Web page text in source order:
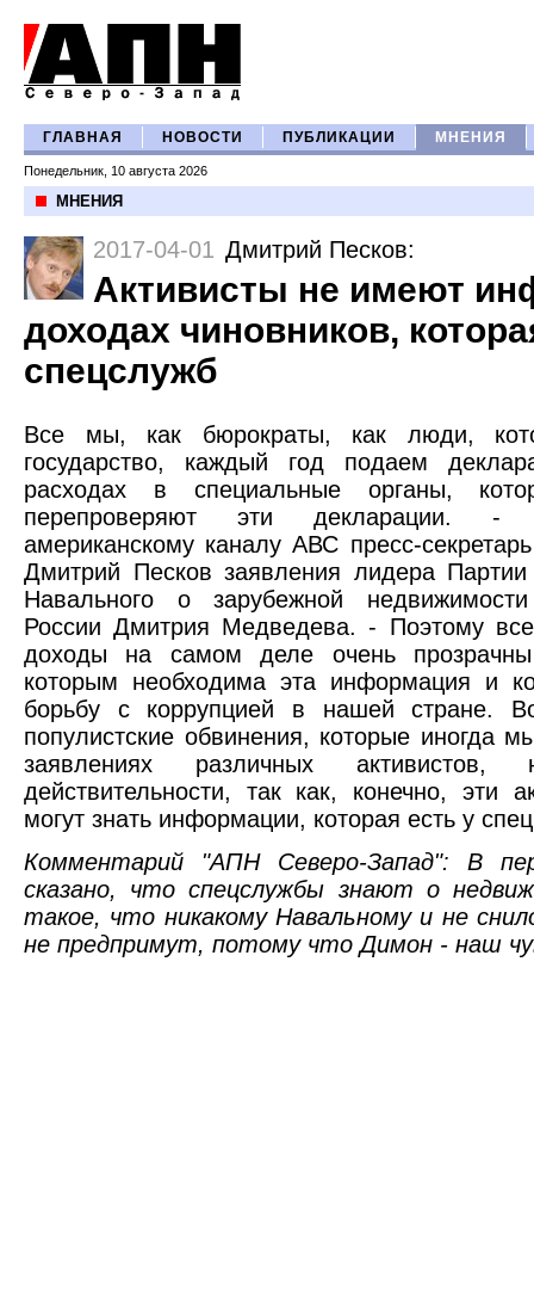
ГЛАВНАЯ НОВОСТИ ПУБЛИКАЦИИ МНЕНИЯ
Понедельник, 10 августа 2026
МНЕНИЯ
2017-04-01 Дмитрий Песков:
Активисты не имеют
доходах чиновников,
спецслужб
Все мы, как бюрократы, как люди,
государство, каждый год подаем
расходах в специальные органы,
перепроверяют эти декларации.
американскому каналу АВС пресс-
Дмитрий Песков заявления лидера Партии
Навального о зарубежной
России Дмитрия Медведева. - Поэтому
доходы на самом деле очень
которым необходима эта информация и
борьбу с коррупцией в нашей стране.
популистские обвинения, которые иногда
заявлениях различных активистов,
действительности, так как, конечно, эти
могут знать информации, которая есть у
Комментарий "АПН Северо-Запад": В
сказано, что спецслужбы знают о
такое, что никакому Навальному и не
не предпримут, потому что Димон - наш